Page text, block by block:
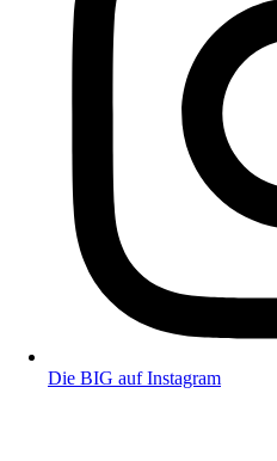
Die BIG auf Instagram